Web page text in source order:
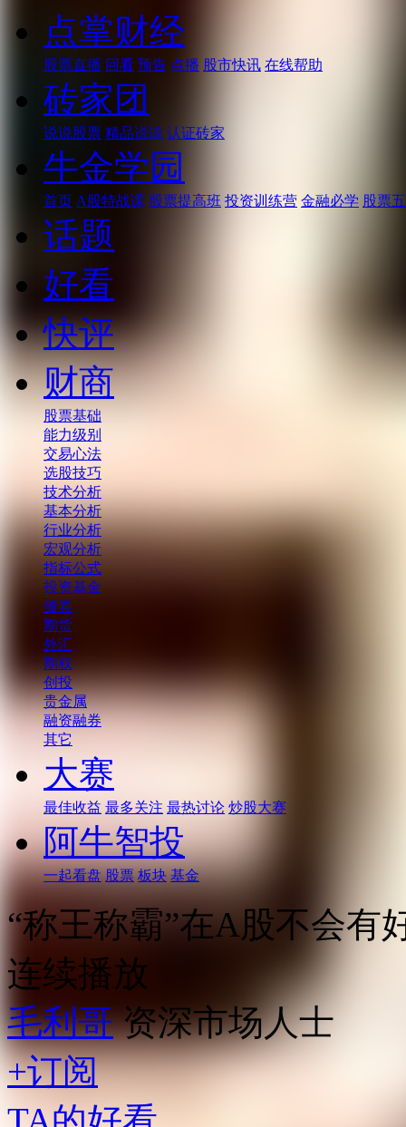
点掌财经
股票直播 回看 预告 点播 股市快讯 在线帮助
砖家团
说说股票 精品说说 认证砖家
牛金学园
首页 A股特战课 股票提高班 投资训练营 金融必学 股票
话题
好看
快评
财商
股票基础
能力级别
交易心法
选股技巧
技术分析
基本分析
行业分析
宏观分析
指标公式
投资基金
债券
期货
外汇
期权
创投
贵金属
融资融券
其它
大赛
最佳收益 最多关注 最热讨论 炒股大赛
阿牛智投
一起看盘 股票 板块 基金
“称王称霸”在A股不会有
连续播放
毛利哥 资深市场人士
+订阅